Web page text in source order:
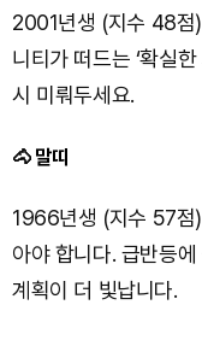
2001년생 (지수 48점
니티가 떠드는 ‘확실
시 미뤄두세요.
🐴 말띠
1966년생 (지수 57점
아야 합니다. 급반등
계획이 더 빛납니다.